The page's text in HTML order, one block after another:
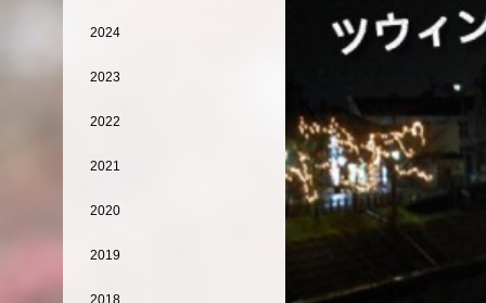
2024
2023
2022
2021
2020
2019
2018